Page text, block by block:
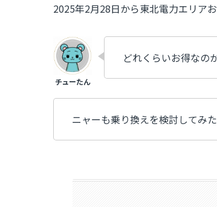
2025年2月28日から東北電力エリア
どれくらいお得なの
ニャーも乗り換えを検討してみ